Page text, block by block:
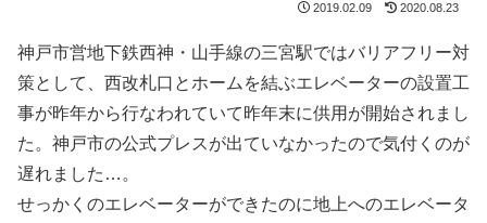
2019.02.09 2020.08.23
神戸市営地下鉄西神・山手線の三宮駅ではバリアフリー対
策として、西改札口とホームを結ぶエレベーターの設置工
事が昨年から行なわれていて昨年末に供用が開始されまし
た。神戸市の公式プレスが出ていなかったので気付くのが
遅れました…。
せっかくのエレベーターができたのに地上へのエレベータ